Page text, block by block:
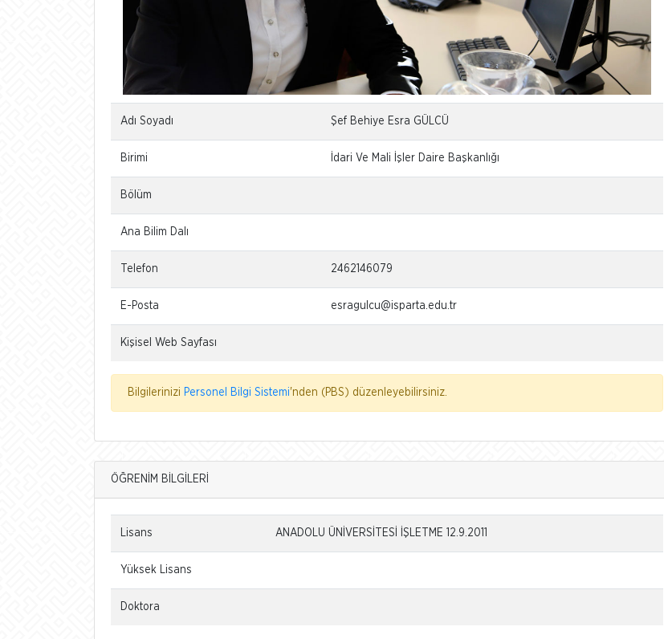
Adı Soyadı Şef Behiye Esra GÜLCÜ
Birimi İdari Ve Mali İşler Daire Başkanlığı
Bölüm
Ana Bilim Dalı
Telefon 2462146079
E-Posta esragulcu@isparta.edu.tr
Kişisel Web Sayfası
Bilgilerinizi Personel Bilgi Sistemi'nden (PBS) düzenleyebilirsiniz.
ÖĞRENİM BİLGİLERİ
Lisans ANADOLU ÜNİVERSİTESİ İŞLETME 12.9.2011
Yüksek Lisans
Doktora